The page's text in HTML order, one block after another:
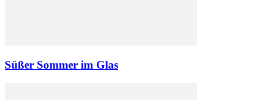
Süßer Sommer im Glas